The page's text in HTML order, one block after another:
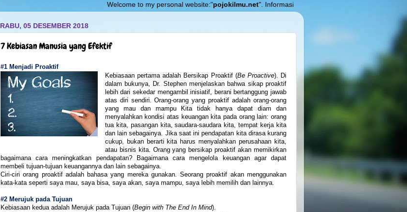
Welcome to my personal website:"pojokilmu.net". Informasi Akurat Seputar Pendidikan, Pembelajaran dan
RABU, 05 DESEMBER 2018
7 Kebiasan Manusia yang Efektif
#1 Menjadi Proaktif
Kebiasaan pertama adalah Bersikap Proaktif (Be Proactive). Di
dalam bukunya, Dr. Stephen menjelaskan bahwa sikap proaktif
lebih dari sekedar mengambil inisiatif, berani bertanggung jawab
atas diri sendiri. Orang-orang yang proaktif adalah orang-orang
yang mau dan mampu Kita tidak hanya dapat diam dan
menyalahkan kondisi atas keuangan kita pada orang lain: orang
tua kita, pasangan kita, saudara-saudara kita, tempat kerja kita
dan lain sebagainya. Jika saat ini pendapatan kita dirasa kurang
cukup, bukan berarti kita harus menyalahkan perusahaan kita,
atau bisnis kita. Orang yang bersikap proaktif akan memikirkan
bagaimana cara meningkatkan pendapatan? Bagaimana cara mengelola keuangan agar dapat
membeli tujuan-tujuan keuangannya dan lain sebagainya.
Ciri-ciri orang proaktif adalah bahasa yang mereka gunakan. Seorang proaktif akan menggunakan
kata-kata seperti saya mau, saya bisa, saya akan, saya mampu, saya lebih memilih dan lainnya.
#2 Merujuk pada Tujuan
Kebiasaan kedua adalah Merujuk pada Tujuan (Begin with The End In Mind).